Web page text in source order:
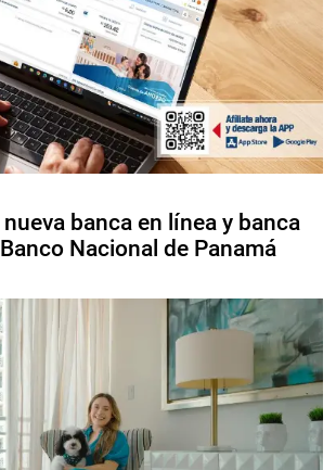
banca en línea y banca
Nacional de Panamá